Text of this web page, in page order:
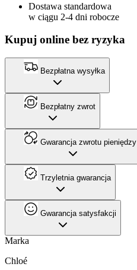
Dostawa standardowa
w ciągu 2-4 dni robocze
Kupuj online bez ryzyka
Bezpłatna wysyłka
Bezpłatny zwrot
Gwarancja zwrotu pieniędzy
Trzyletnia gwarancja
Gwarancja satysfakcji
Marka
Chloé